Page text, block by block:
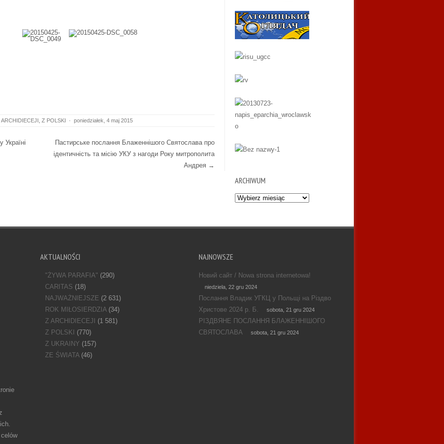
ARCHIDIECEJI Z POLSKI · poniedziałek, 4 maj 2015
Пастирське послання Блаженнішого Святослава про
ідентичність та місію УКУ з нагоди Року митрополита
Андрея →
ARCHIWUM
Archiwum
AKTUALNOŚCI
"ŻYWA PARAFIA" (290)
CARITAS (18)
NAJWAŻNIEJSZE (2 631)
ROK MIŁOSIERDZIA(34)
Z ARCHIDIECEJI (1 581)
Z POLSKI (770)
Z UKRAINY (157)
ZE ŚWIATA(46)
NAJNOWSZE
Новий сайт / Nowa strona internetowa!
niedziela, 22 gru 2024
Послання Владик УГКЦ у Польщі на Різдво
Христове 2024 р. Б.
sobota, 21 gru 2024
РІЗДВЯНЕ ПОСЛАННЯ БЛАЖЕННІШОГО
СВЯТОСЛАВА
sobota, 21 gru 2024